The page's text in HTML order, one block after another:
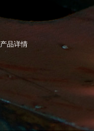
产品详情